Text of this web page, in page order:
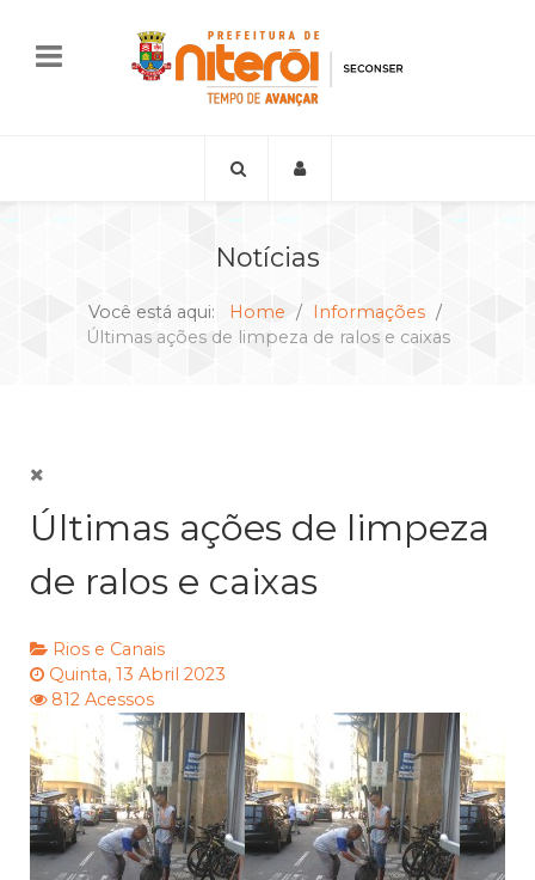
Notícias
Você está aqui: Home
Informações
Últimas ações de limpeza de ralos e caixas
Últimas ações de limpeza
de ralos e caixas
Rios e Canais
Quinta, 13 Abril 2023
812 Acessos